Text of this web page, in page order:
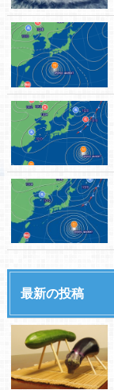
最新の投稿